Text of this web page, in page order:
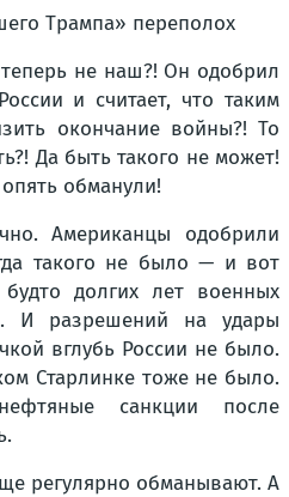
Трампа» переполох
не наш?! Он одобрил
и считает, что таким
окончание войны?! То
Да быть такого не может!
обманули!
Американцы одобрили
такого не было — и вот
долгих лет военных
И разрешений на удары
вглубь России не было.
Старлинке тоже не было.
санкции после
регулярно обманывают. А